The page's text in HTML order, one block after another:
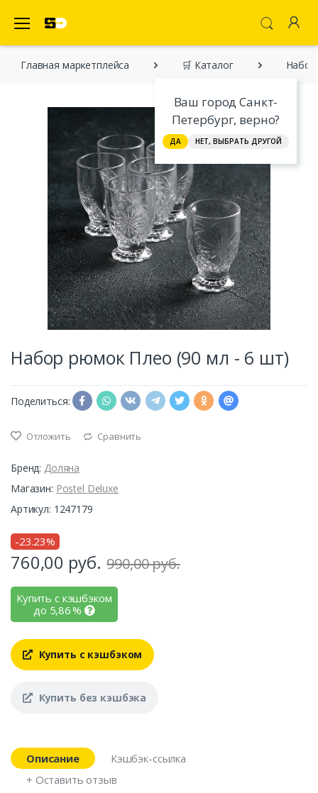
Ваш город Санкт-
Петербург, верно?
ДА НЕТ, ВЫБРАТЬ ДРУГОЙ
Главная марĸетплейса 🛒 Каталог
Набор рюмок Плео (90 мл - 6 шт)
Поделиться:
Отложить Сравнить
Бренд: Доляна
Магазин: Postel Deluxe
Артикул: 1247179
-23.23%
760,00 руб. 990,00 руб.
Купить с кэшбэком
до 5,86%
Купить с кэшбэком
Купить без кэшбэка
Описание
Кэшбэк-ссылка
+ Оставить отзыв